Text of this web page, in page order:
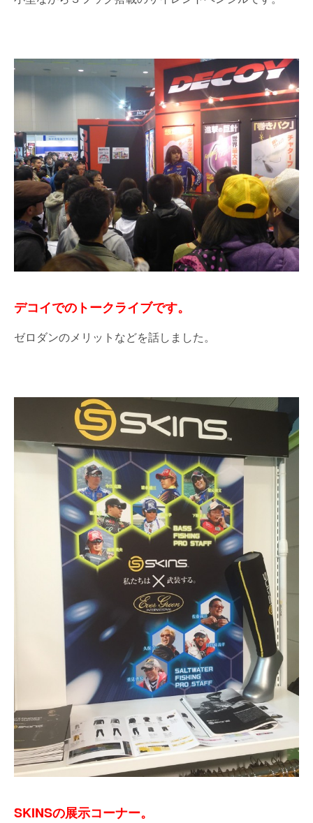
デコイでのトークライブです。
ゼロダンのメリットなどを話しました。
SKINSの展示コーナー。